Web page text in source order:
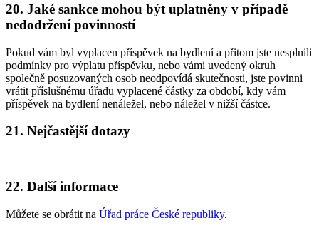
20. Jaké sankce mohou být uplatněny v případě
nedodržení povinností
Pokud vám byl vyplacen příspěvek na bydlení a přitom jste nesplnili
podmínky pro výplatu příspěvku, nebo vámi uvedený okruh
společně posuzovaných osob neodpovídá skutečnosti, jste povinni
vrátit příslušnému úřadu vyplacené částky za období, kdy vám
příspěvek na bydlení nenáležel, nebo náležel v nižší částce.
21. Nejčastější dotazy
22. Další informace
Můžete se obrátit na Úřad práce České republiky.